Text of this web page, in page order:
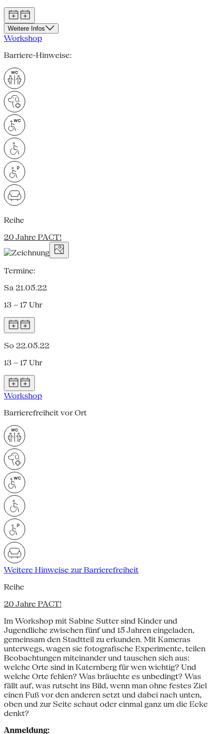
Weitere Infos
Workshop
Barriere-Hinweise:
Reihe
20 Jahre PACT!
Termine:
Sa 21.05.22
13 – 17 Uhr
So 22.05.22
13 – 17 Uhr
Workshop
Barrierefreiheit vor Ort
Weitere Hinweise zur Barrierefreiheit
Reihe
20 Jahre PACT!
Im Workshop mit Sabine Sutter sind Kinder und
Jugendliche zwischen fünf und 15 Jahren eingeladen,
gemeinsam den Stadtteil zu erkunden. Mit Kameras
unterwegs, wagen sie fotografische Experimente, teilen
Beobachtungen miteinander und tauschen sich aus:
welche Orte sind in Katernberg für wen wichtig? Und
welche Orte fehlen? Was bräuchte es unbedingt? Was
fällt auf, was rutscht ins Bild, wenn man ohne festes Ziel
einen Fuß vor den anderen setzt und dabei nach unten,
oben und zur Seite schaut oder einmal ganz um die Ecke
denkt?
Anmeldung: